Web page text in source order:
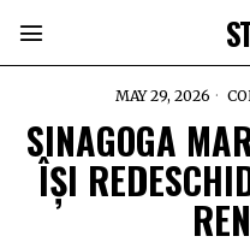
MAY 29, 2026
SINAGOGA
ÎȘI